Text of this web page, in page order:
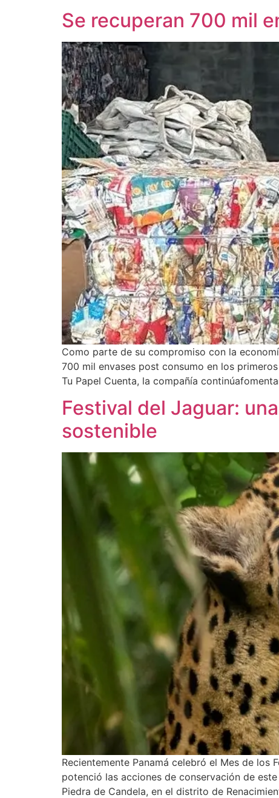
Se recuperan 700 mil
Como parte de su compromiso con la
700 mil envases post consumo en los
Tu Papel Cuenta, la compañía
Festival del Jaguar:
sostenible
Recientemente Panamá celebró el Mes de los
potenció las acciones de conservación de
Piedra de Candela, en el distrito de